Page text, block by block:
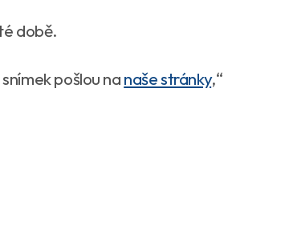
době.
pošlou nanaše stránky,“